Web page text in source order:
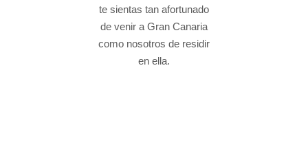
te sientas tan afortunado
de venir a Gran Canaria
como nosotros de residir
en ella.